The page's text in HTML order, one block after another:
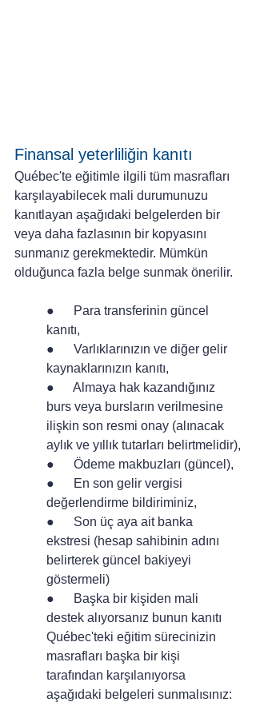
Finansal yeterliliğin kanıtı
Québec'te eğitimle ilgili tüm masrafları
karşılayabilecek mali durumunuzu
kanıtlayan aşağıdaki belgelerden bir
veya daha fazlasının bir kopyasını
sunmanız gerekmektedir. Mümkün
olduğunca fazla belge sunmak önerilir.
●      Para transferinin güncel
kanıtı,
●      Varlıklarınızın ve diğer gelir
kaynaklarınızın kanıtı,
●      Almaya hak kazandığınız
burs veya bursların verilmesine
ilişkin son resmi onay (alınacak
aylık ve yıllık tutarları belirtmelidir),
●      Ödeme makbuzları (güncel),
●      En son gelir vergisi
değerlendirme bildiriminiz,
●      Son üç aya ait banka
ekstresi (hesap sahibinin adını
belirterek güncel bakiyeyi
göstermeli)
●      Başka bir kişiden mali
destek alıyorsanız bunun kanıtı
Québec'teki eğitim sürecinizin
masrafları başka bir kişi
tarafından karşılanıyorsa
aşağıdaki belgeleri sunmalısınız: